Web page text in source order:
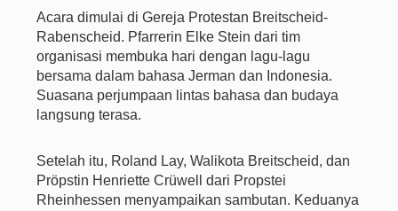
Acara dimulai di Gereja Protestan Breitscheid-
Rabenscheid. Pfarrerin Elke Stein dari tim
organisasi membuka hari dengan lagu-lagu
bersama dalam bahasa Jerman dan Indonesia.
Suasana perjumpaan lintas bahasa dan budaya
langsung terasa.
Setelah itu, Roland Lay, Walikota Breitscheid, dan
Pröpstin Henriette Crüwell dari Propstei
Rheinhessen menyampaikan sambutan. Keduanya